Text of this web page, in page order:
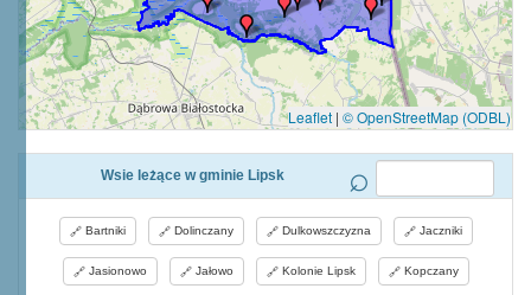
Leaflet | © OpenStreetMap (ODBL)
Wsie leżące w gminie Lipsk
Bartniki Dolinczany Dulkowszczyzna Jaczniki
Jasionowo Jałowo Kolonie Lipsk Kopczany